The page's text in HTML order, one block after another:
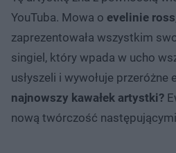
YouTuba. Mowa o evelinie ross
zaprezentowała wszystkim
singiel, który wpada w ucho
usłyszeli i wywołuje przeróżne
najnowszy kawałek artystki?
nową twórczość